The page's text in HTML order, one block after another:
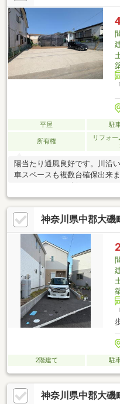
平屋 駐
所有権
リフォ
陽当たり通風良好です。川沿
車スペースも複数台確保出来
す。スーパーやドラッグスト
利な環境です。海まで徒歩圏
れる方にもおすすめです。■
トバス交換洗面化粧台交換ト
クロス張替え襖・障子張り替
装外装塗装外構工事防蟻工事
頃リフォーム完了予定
神奈川県中郡大磯
2階建て 駐
神奈川県中郡大磯